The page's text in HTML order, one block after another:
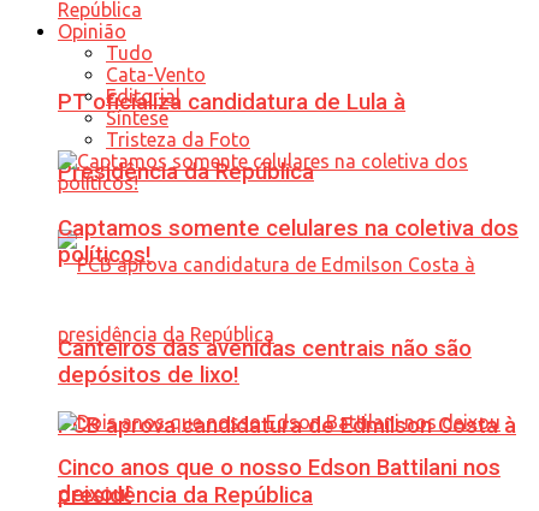
PT oficializa candidatura de Lula à
Presidência da República
PCB aprova candidatura de Edmilson Costa à
presidência da República
Opinião
Tudo
Cata-Vento
Editorial
Síntese
Tristeza da Foto
Captamos somente celulares na coletiva dos
políticos!
Canteiros das avenidas centrais não são
depósitos de lixo!
Cinco anos que o nosso Edson Battilani nos
deixou!